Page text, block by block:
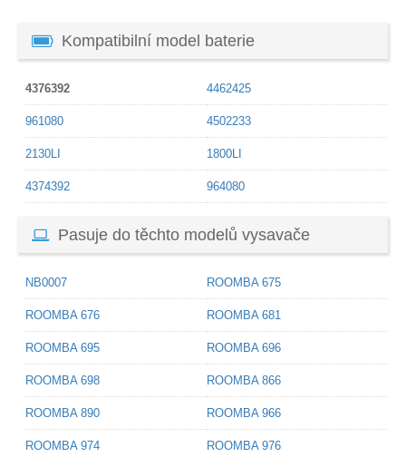
Kompatibilní model baterie
4376392 4462425
961080 4502233
2130LI 1800LI
4374392 964080
Pasuje do těchto modelů vysavače
NB0007 ROOMBA 675
ROOMBA 676 ROOMBA 681
ROOMBA 695 ROOMBA 696
ROOMBA 698 ROOMBA 866
ROOMBA 890 ROOMBA 966
ROOMBA 974 ROOMBA 976